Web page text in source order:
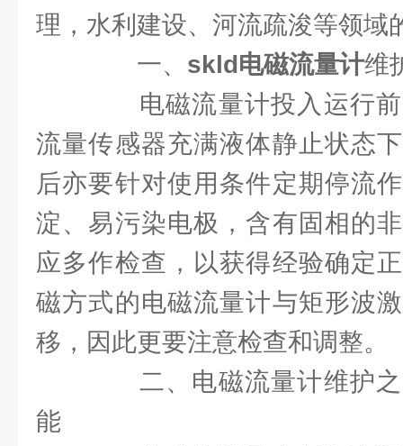
理，水利建设、河流疏浚等领域
一、 skld电磁流量计维
电磁流量计投入运行前
流量传感器充满液体静止状态
后亦要针对使用条件定期停流
淀、易污染电极，含有固相的
应多作检查，以获得经验确定
磁方式的电磁流量计与矩形波
移，因此更要注意检查和调整。
二、电磁流量计维护之
能